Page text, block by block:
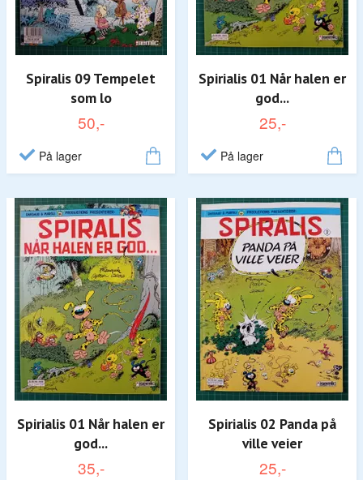
Spiralis 09 Tempelet
som lo
50,-
På lager
Spirialis 01 Når halen er
god...
25,-
På lager
Spirialis 01 Når halen er
god...
35,-
Spirialis 02 Panda på
ville veier
25,-